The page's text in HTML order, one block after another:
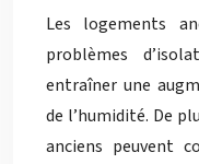
Les logements
problèmes
entraîner une
de l’humidité. De
anciens peuvent